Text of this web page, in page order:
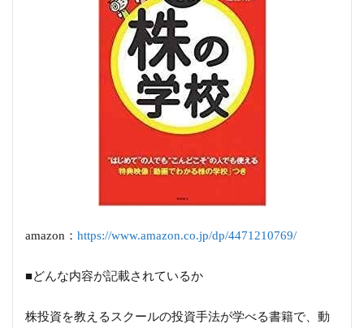
amazon： https://www.amazon.co.jp/dp/4471210769/
■どんな内容が記載されているか
株投資を教えるスクールの投資手法が学べる書籍で、動